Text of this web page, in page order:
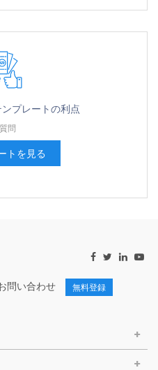
プレートの利点
問
トを見る
問い合わせ 無料登録